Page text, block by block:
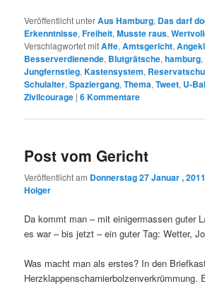
Veröffentlicht unterAus Hamburg, Das darf
Erkenntnisse,Freiheit,Musste raus,
Verschlagwortet mitAffe,Amtsgericht,
Besserverdienende, Blutgrätsche,hamburg,
Jungfernstieg,Kastensystem,
Schulalter,Spaziergang,Thema,Tweet, U-
Zivilcourage |6Kommentare
Post vom Gericht
Veröffentlicht am Donnerstag 27 Januar , 2011
Holger
Da kommt man – mit einigermassen guter
es war – bis jetzt – ein guter Tag: Wetter,
Was macht man als erstes? In den
Herzklappenscharnierbolzenverkrümmung.